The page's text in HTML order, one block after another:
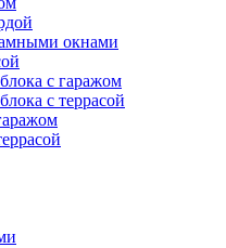
окнами
с гаражом
с террасой